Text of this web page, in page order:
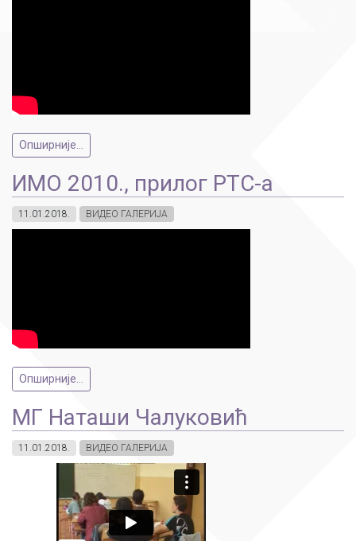
Опширније...
ИМО 2010., прилог РТС-а
11.01.2018. ВИДЕО ГАЛЕРИЈА
Опширније...
МГ Наташи Чалуковић
11.01.2018. ВИДЕО ГАЛЕРИЈА